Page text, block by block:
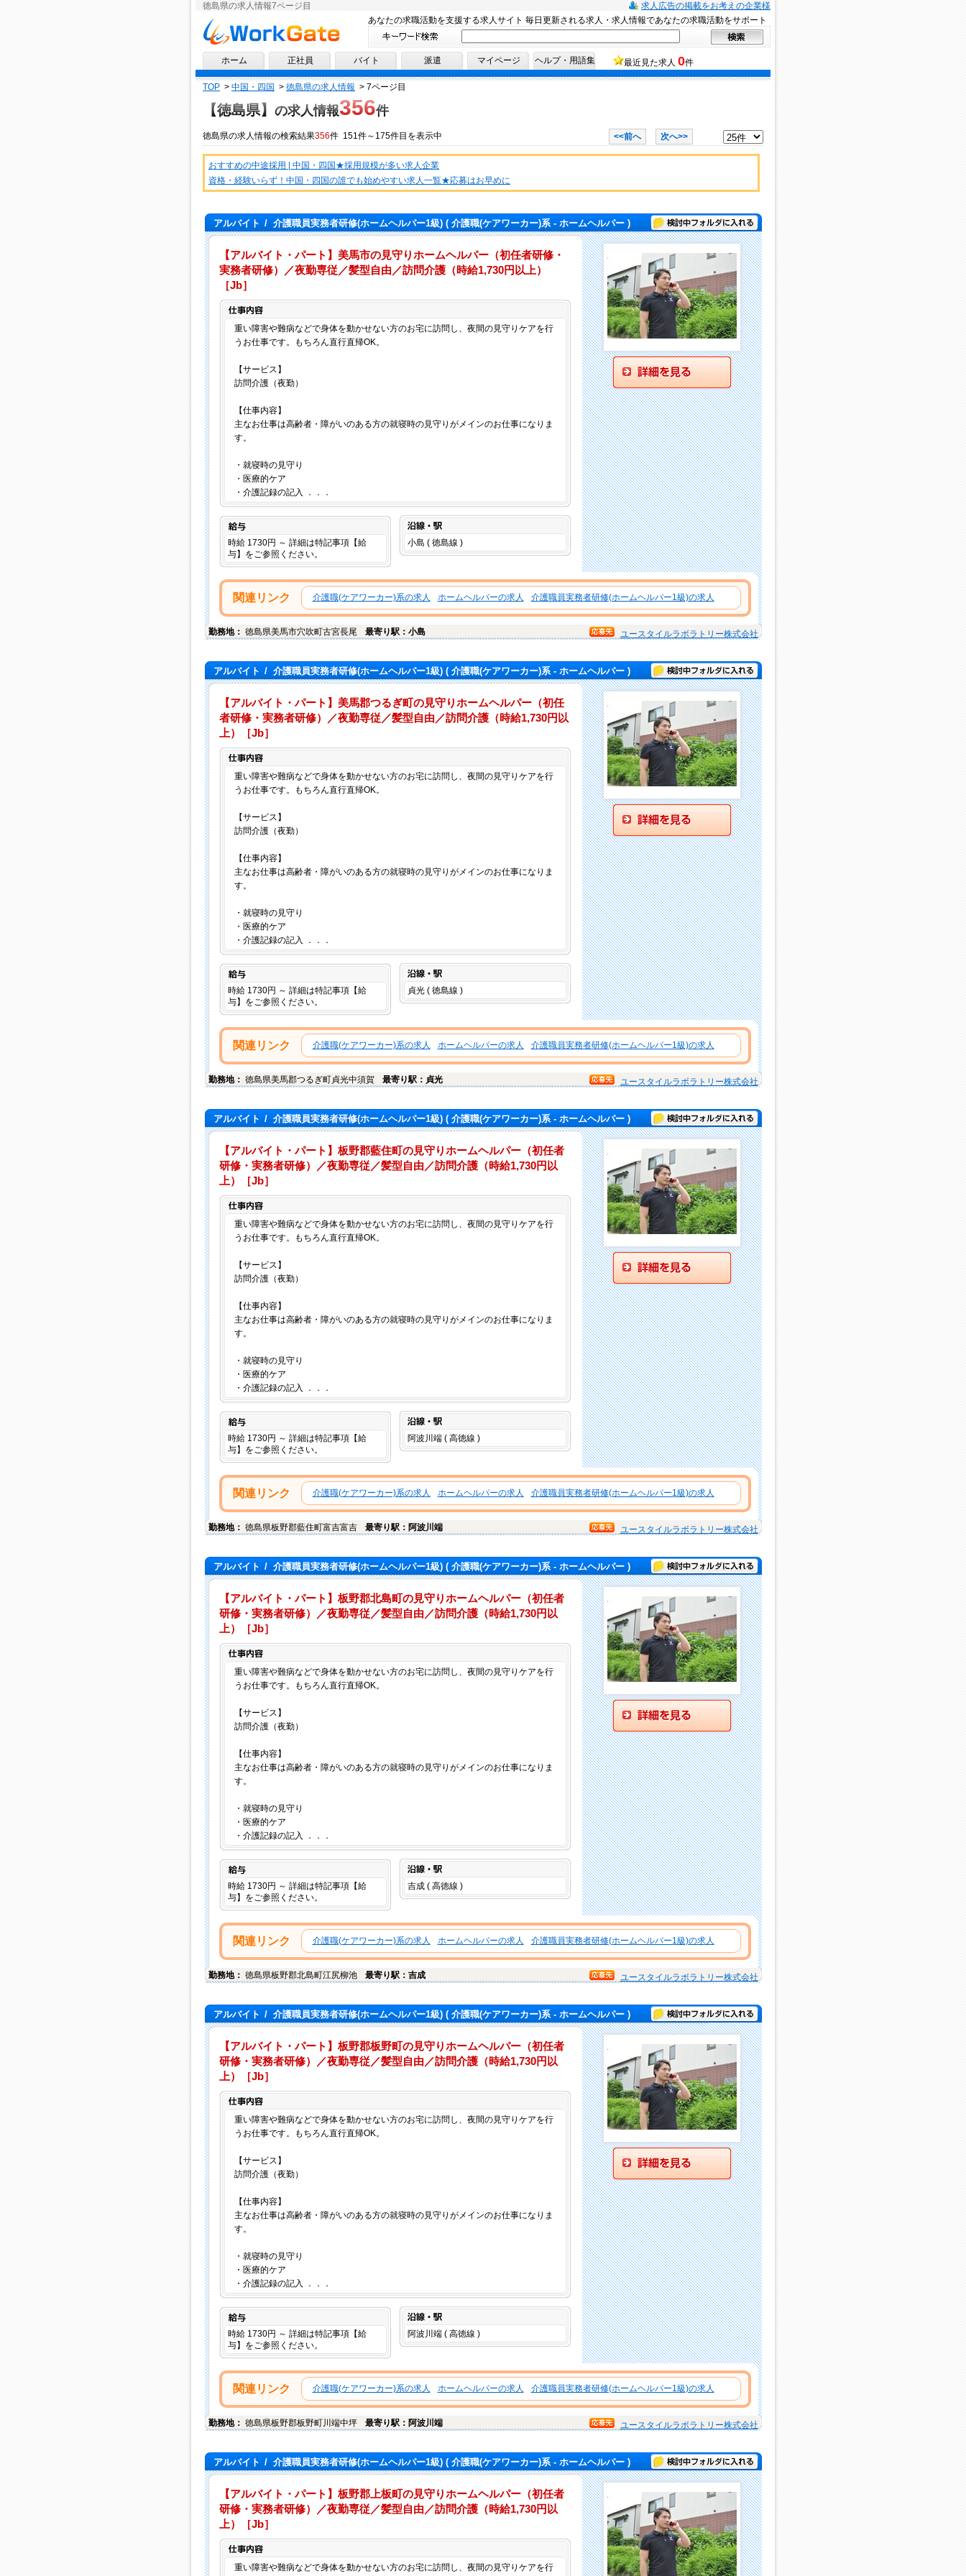
徳島県の求人情報7ページ目
求人広告の掲載をお考えの企業様
求人情報ならワークゲートへ！
あなたの求職活動を支援する求人サイト 毎日更新される求人・求人情報であなたの求職活動をサポート
ホーム 正社員 バイト 派遣 マイページ ヘルプ・用語集 最近見た求人 0件
TOP > 中国・四国 > 徳島県の求人情報 > 7ページ目
【徳島県】 の求人情報356件
徳島県の求人情報の検索結果356件 151件～175件目を表示中 <<前へ 次へ>>
おすすめの中途採用 | 中国・四国★採用規模が多い求人企業
資格・経験いらず！中国・四国の誰でも始めやすい求人一覧★応募はお早めに
アルバイト / 介護職員実務者研修(ホームヘルパー1級)( 介護職(ケアワーカー)系 - ホームヘルパー ) 検討中フォルダに入れる
【アルバイト・パート】美馬市の見守りホームヘルパー（初任者研修・
実務者研修）／夜勤専従／髪型自由／訪問介護（時給1,730円以上）
［Jb］
重い障害や難病などで身体を動かせない方のお宅に訪問し、夜間の見守りケアを行
うお仕事です。もちろん直行直帰OK。
【サービス】
訪問介護（夜勤）
【仕事内容】
主なお仕事は高齢者・障がいのある方の就寝時の見守りがメインのお仕事になりま
す。
・就寝時の見守り
・医療的ケア
・介護記録の記入 ．．．
給与
時給 1730円 ～ 詳細は特記事項【給
与】をご参照ください。
小島 ( 徳島線 )
関連リンク 介護職(ケアワーカー)系の求人 ホームヘルパーの求人 介護職員実務者研修(ホームヘルパー1級)の求人
勤務地： 徳島県美馬市穴吹町古宮長尾 最寄り駅：小島 ユースタイルラボラトリー株式会社
アルバイト / 介護職員実務者研修(ホームヘルパー1級)( 介護職(ケアワーカー)系 - ホームヘルパー ) 検討中フォルダに入れる
【アルバイト・パート】美馬郡つるぎ町の見守りホームヘルパー（初任
者研修・実務者研修）／夜勤専従／髪型自由／訪問介護（時給1,730円以
上）［Jb］
重い障害や難病などで身体を動かせない方のお宅に訪問し、夜間の見守りケアを行
うお仕事です。もちろん直行直帰OK。
【サービス】
訪問介護（夜勤）
【仕事内容】
主なお仕事は高齢者・障がいのある方の就寝時の見守りがメインのお仕事になりま
す。
・就寝時の見守り
・医療的ケア
・介護記録の記入 ．．．
給与
時給 1730円 ～ 詳細は特記事項【給
与】をご参照ください。
貞光 ( 徳島線 )
関連リンク 介護職(ケアワーカー)系の求人 ホームヘルパーの求人 介護職員実務者研修(ホームヘルパー1級)の求人
勤務地： 徳島県美馬郡つるぎ町貞光中須賀 最寄り駅：貞光 ユースタイルラボラトリー株式会社
アルバイト / 介護職員実務者研修(ホームヘルパー1級)( 介護職(ケアワーカー)系 - ホームヘルパー ) 検討中フォルダに入れる
【アルバイト・パート】板野郡藍住町の見守りホームヘルパー（初任者
研修・実務者研修）／夜勤専従／髪型自由／訪問介護（時給1,730円以
上）［Jb］
重い障害や難病などで身体を動かせない方のお宅に訪問し、夜間の見守りケアを行
うお仕事です。もちろん直行直帰OK。
【サービス】
訪問介護（夜勤）
【仕事内容】
主なお仕事は高齢者・障がいのある方の就寝時の見守りがメインのお仕事になりま
す。
・就寝時の見守り
・医療的ケア
・介護記録の記入 ．．．
給与
時給 1730円 ～ 詳細は特記事項【給
与】をご参照ください。
阿波川端 ( 高徳線 )
関連リンク 介護職(ケアワーカー)系の求人 ホームヘルパーの求人 介護職員実務者研修(ホームヘルパー1級)の求人
勤務地： 徳島県板野郡藍住町富吉富吉 最寄り駅：阿波川端 ユースタイルラボラトリー株式会社
アルバイト / 介護職員実務者研修(ホームヘルパー1級)( 介護職(ケアワーカー)系 - ホームヘルパー ) 検討中フォルダに入れる
【アルバイト・パート】板野郡北島町の見守りホームヘルパー（初任者
研修・実務者研修）／夜勤専従／髪型自由／訪問介護（時給1,730円以
上）［Jb］
重い障害や難病などで身体を動かせない方のお宅に訪問し、夜間の見守りケアを行
うお仕事です。もちろん直行直帰OK。
【サービス】
訪問介護（夜勤）
【仕事内容】
主なお仕事は高齢者・障がいのある方の就寝時の見守りがメインのお仕事になりま
す。
・就寝時の見守り
・医療的ケア
・介護記録の記入 ．．．
給与
時給 1730円 ～ 詳細は特記事項【給
与】をご参照ください。
吉成 ( 高徳線 )
関連リンク 介護職(ケアワーカー)系の求人 ホームヘルパーの求人 介護職員実務者研修(ホームヘルパー1級)の求人
勤務地： 徳島県板野郡北島町江尻柳池 最寄り駅：吉成 ユースタイルラボラトリー株式会社
アルバイト / 介護職員実務者研修(ホームヘルパー1級)( 介護職(ケアワーカー)系 - ホームヘルパー ) 検討中フォルダに入れる
【アルバイト・パート】板野郡板野町の見守りホームヘルパー（初任者
研修・実務者研修）／夜勤専従／髪型自由／訪問介護（時給1,730円以
上）［Jb］
重い障害や難病などで身体を動かせない方のお宅に訪問し、夜間の見守りケアを行
うお仕事です。もちろん直行直帰OK。
【サービス】
訪問介護（夜勤）
【仕事内容】
主なお仕事は高齢者・障がいのある方の就寝時の見守りがメインのお仕事になりま
す。
・就寝時の見守り
・医療的ケア
・介護記録の記入 ．．．
給与
時給 1730円 ～ 詳細は特記事項【給
与】をご参照ください。
阿波川端 ( 高徳線 )
関連リンク 介護職(ケアワーカー)系の求人 ホームヘルパーの求人 介護職員実務者研修(ホームヘルパー1級)の求人
勤務地： 徳島県板野郡板野町川端中坪 最寄り駅：阿波川端 ユースタイルラボラトリー株式会社
アルバイト / 介護職員実務者研修(ホームヘルパー1級)( 介護職(ケアワーカー)系 - ホームヘルパー ) 検討中フォルダに入れる
【アルバイト・パート】板野郡上板町の見守りホームヘルパー（初任者
研修・実務者研修）／夜勤専従／髪型自由／訪問介護（時給1,730円以
上）［Jb］
重い障害や難病などで身体を動かせない方のお宅に訪問し、夜間の見守りケアを行